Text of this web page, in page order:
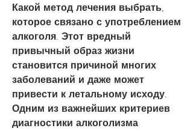
Какой метод лечения выбрать,
которое связано с употреблением
алкоголя. Этот вредный
привычный образ жизни
становится причиной многих
заболеваний и даже может
привести к летальному исходу.
Одним из важнейших критериев
диагностики алкоголизма